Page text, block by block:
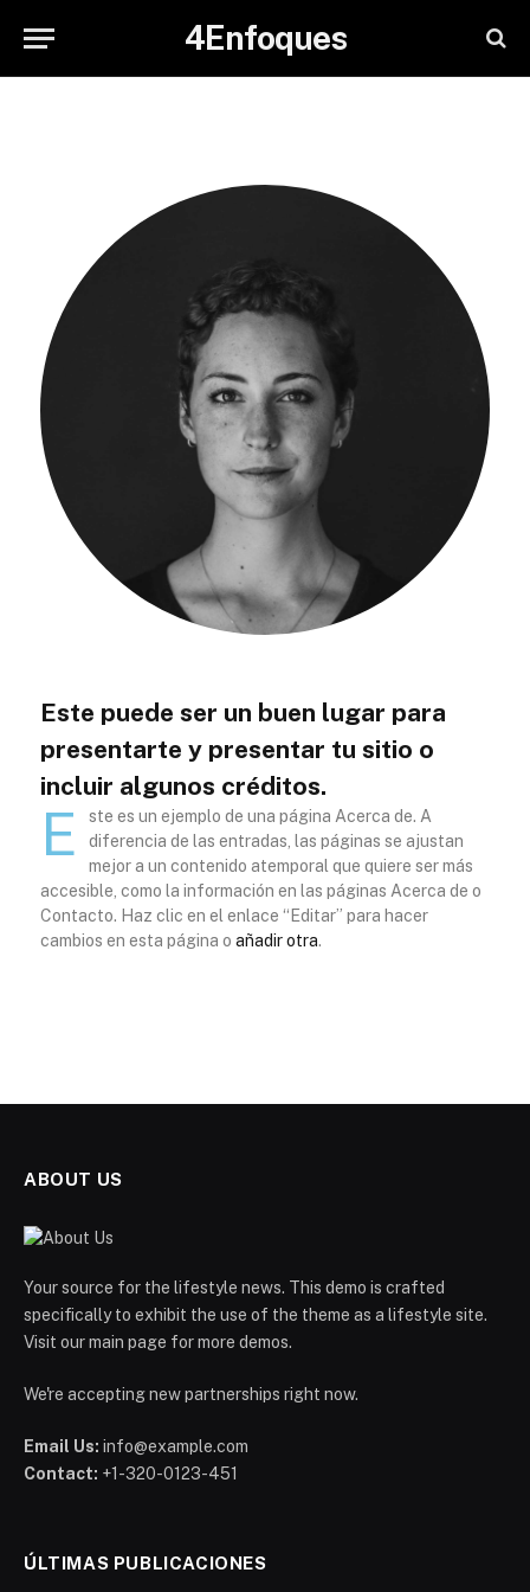
4Enfoques
Este puede ser un buen lugar para
presentarte y presentar tu sitio o
incluir algunos créditos.
E
ste es un ejemplo de una página Acerca de. A
diferencia de las entradas, las páginas se ajustan
mejor a un contenido atemporal que quiere ser más
accesible, como la información en las páginas Acerca de o
Contacto. Haz clic en el enlace “Editar” para hacer
cambios en esta página o añadir otra.
ABOUT US
Your source for the lifestyle news. This demo is crafted
specifically to exhibit the use of the theme as a lifestyle site.
Visit our main page for more demos.
We're accepting new partnerships right now.
Email Us: info@example.com
Contact: +1-320-0123-451
ÚLTIMAS PUBLICACIONES